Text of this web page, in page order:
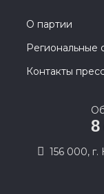
О партии
Региональные
Контакты
8
156 000, г.